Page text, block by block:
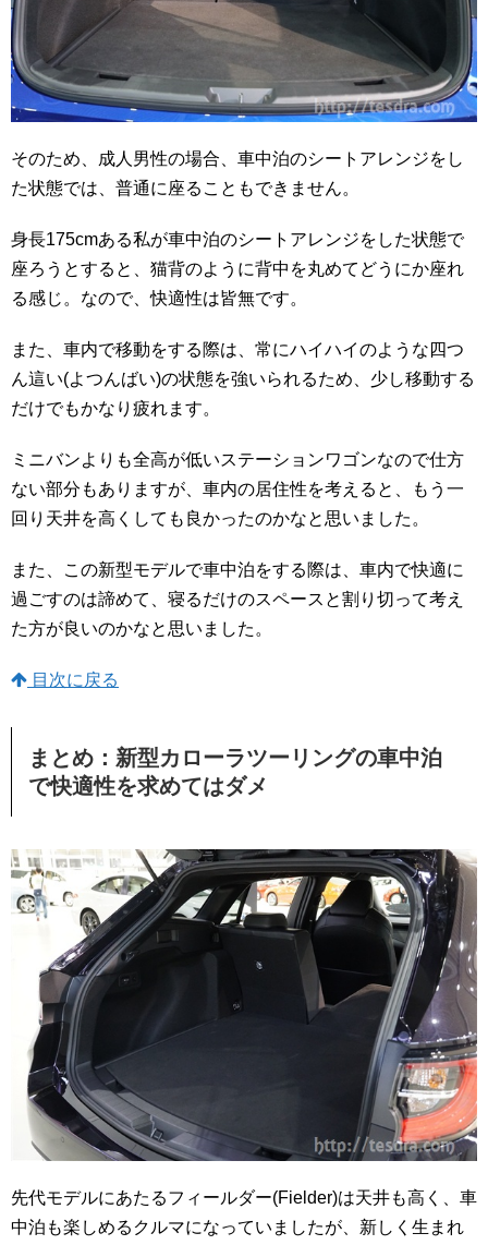
そのため、成人男性の場合、車中泊のシートアレンジをし
た状態では、普通に座ることもできません。
身長175cmある私が車中泊のシートアレンジをした状態で
座ろうとすると、猫背のように背中を丸めてどうにか座れ
る感じ。なので、快適性は皆無です。
また、車内で移動をする際は、常にハイハイのような四つ
ん這い(よつんばい)の状態を強いられるため、少し移動する
だけでもかなり疲れます。
ミニバンよりも全高が低いステーションワゴンなので仕方
ない部分もありますが、車内の居住性を考えると、もう一
回り天井を高くしても良かったのかなと思いました。
また、この新型モデルで車中泊をする際は、車内で快適に
過ごすのは諦めて、寝るだけのスペースと割り切って考え
た方が良いのかなと思いました。
目次に戻る
まとめ：新型カローラツーリングの車中泊
で快適性を求めてはダメ
先代モデルにあたるフィールダー(Fielder)は天井も高く、車
中泊も楽しめるクルマになっていましたが、新しく生まれ